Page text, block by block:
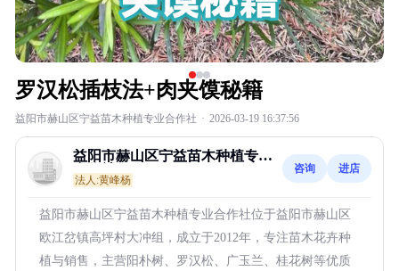
罗汉松插枝法+肉夹馍秘籍
益阳市赫山区宁益苗木种植专业合作社 · 2026-03-19 16:37:56
益阳市赫山区宁益苗木种植专业
合作社
法人:黄峰杨
咨询 进店
益阳市赫山区宁益苗木种植专业合作社位于益阳市赫山区
欧江岔镇高坪村大冲组，成立于2012年，专注苗木花卉种
植与销售，主营阳朴树、罗汉松、广玉兰、桂花树等优质